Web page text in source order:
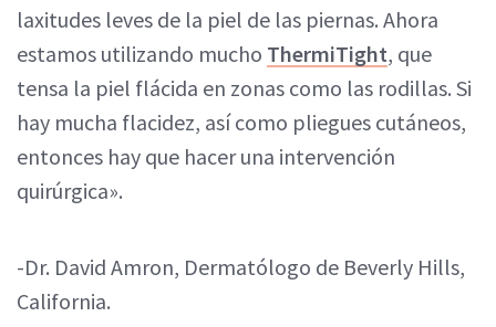
laxitudes leves de la piel de las piernas. Ahora
estamos utilizando mucho ThermiTight, que
tensa la piel flácida en zonas como las rodillas. Si
hay mucha flacidez, así como pliegues cutáneos,
entonces hay que hacer una intervención
quirúrgica».
-Dr. David Amron, Dermatólogo de Beverly Hills,
California.